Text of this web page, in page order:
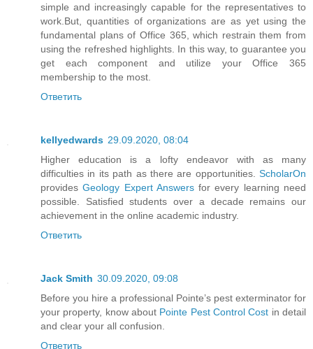
simple and increasingly capable for the representatives to
work.But, quantities of organizations are as yet using the
fundamental plans of Office 365, which restrain them from
using the refreshed highlights. In this way, to guarantee you
get each component and utilize your Office 365
membership to the most.
Ответить
kellyedwards 29.09.2020, 08:04
Higher education is a lofty endeavor with as many
difficulties in its path as there are opportunities. ScholarOn
providesGeology Expert Answersfor every learning need
possible. Satisfied students over a decade remains our
achievement in the online academic industry.
Ответить
Jack Smith 30.09.2020, 09:08
Before you hire a professional Pointe’s pest exterminator for
your property, know about Pointe Pest Control Cost in detail
and clear your all confusion.
Ответить